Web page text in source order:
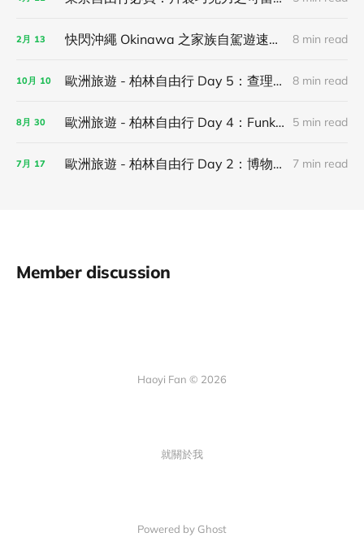
2月 13 快閃沖繩 Okinawa 之家族自駕遊速記！ 8 min read
10月 10 歐洲旅遊 - 柏林自由行 Day 5：查理檢查哨、新國家美術館 和街頭藝術聖地 Urban Nation！ 8 min read
8月 30 歐洲旅遊 - 柏林自由行 Day 4：Funkhaus Berlin（MONOM）、Tempodrom Berlin 看演唱會！ 5 min read
7月 17 歐洲旅遊 - 柏林自由行 Day 2：博物館島、歷史地標東德記憶巡禮與布蘭登堡門！ 7 min read
Member discussion
Haoyi Fan © 2026
就關於我
Powered by Ghost